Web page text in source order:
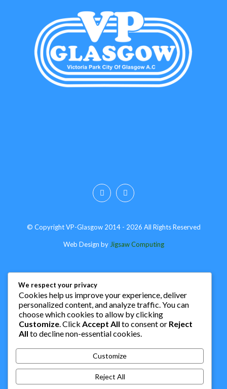
© Copyright VP-Glasgow 2014 - 2026 All Rights Reserved
Web Design by Jigsaw Computing
We respect your privacy
Cookies help us improve your experience, deliver
personalized content, and analyze traffic. You can
choose which cookies to allow by clicking
Customize . Click Accept All to consent or Reject
All to decline non-essential cookies.
Customize
Reject All